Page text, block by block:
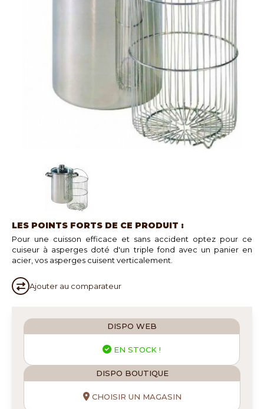
LES POINTS FORTS DE CE PRODUIT :
Pour une cuisson efficace et sans accident optez pour ce
cuiseur à asperges doté d'un triple fond avec un panier en
acier, vos asperges cuisent verticalement.
Ajouter au comparateur
DISPO WEB
EN STOCK !
DISPO BOUTIQUE
CHOISIR UN MAGASIN